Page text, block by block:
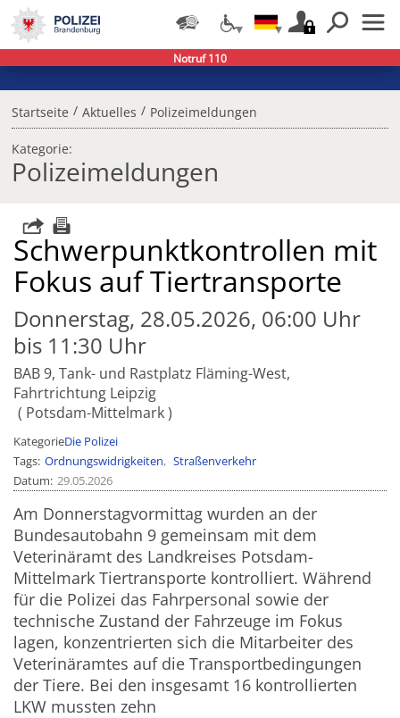
Startseite / Aktuelles / Polizeimeldungen
Kategorie:
Polizeimeldungen
Schwerpunktkontrollen mit
Fokus auf Tiertransporte
Donnerstag, 28.05.2026, 06:00 Uhr
bis 11:30 Uhr
BAB 9, Tank- und Rastplatz Fläming-West,
Fahrtrichtung Leipzig
Potsdam-Mittelmark
KategorieDie Polizei
Tags Ordnungswidrigkeiten
Straßenverkehr
Datum 29.05.2026
Am Donnerstagvormittag wurden an der
Bundesautobahn 9 gemeinsam mit dem
Veterinäramt des Landkreises Potsdam-
Mittelmark Tiertransporte kontrolliert.Während
für die Polizei das Fahrpersonal sowie der
technische Zustand der Fahrzeuge im Fokus
lagen, konzentrierten sich die Mitarbeiter des
Veterinäramtes auf die Transportbedingungen
der Tiere. Bei den insgesamt 16 kontrollierten
LKW mussten zehn
Notruf 110